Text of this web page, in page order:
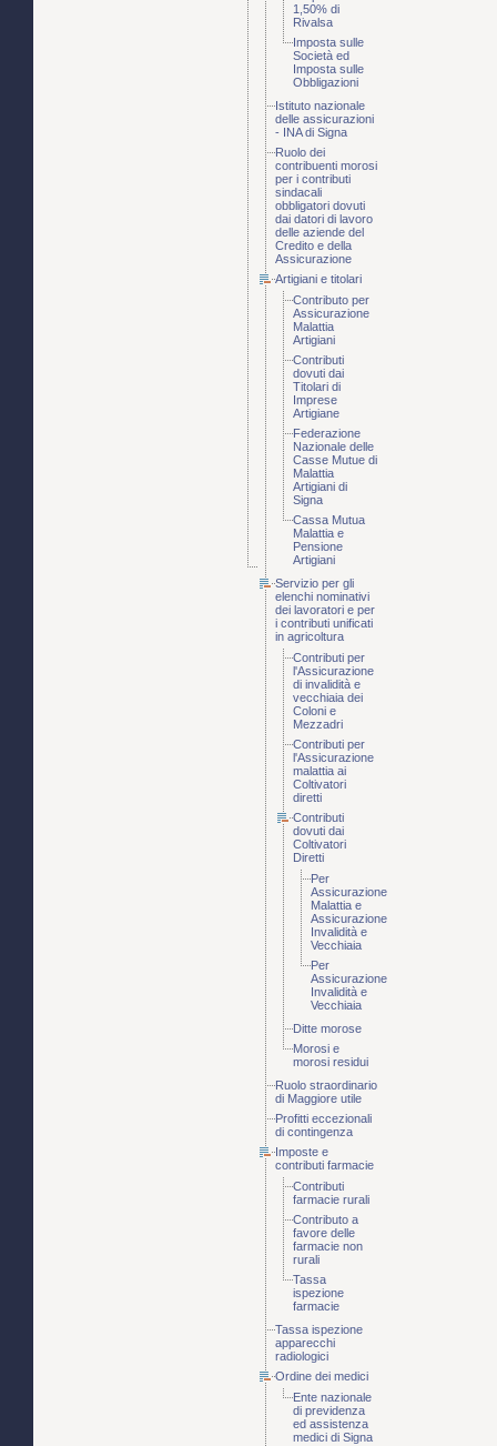
1,50% di
Rivalsa
Imposta sulle
Società ed
Imposta sulle
Obbligazioni
Istituto nazionale
delle assicurazioni
- INA di Signa
Ruolo dei
contribuenti morosi
per i contributi
sindacali
obbligatori dovuti
dai datori di lavoro
delle aziende del
Credito e della
Assicurazione
Artigiani e titolari
Contributo per
Assicurazione
Malattia
Artigiani
Contributi
dovuti dai
Titolari di
Imprese
Artigiane
Federazione
Nazionale delle
Casse Mutue di
Malattia
Artigiani di
Signa
Cassa Mutua
Malattia e
Pensione
Artigiani
Servizio per gli
elenchi nominativi
dei lavoratori e per
i contributi unificati
in agricoltura
Contributi per
l'Assicurazione
di invalidità e
vecchiaia dei
Coloni e
Mezzadri
Contributi per
l'Assicurazione
malattia ai
Coltivatori
diretti
Contributi
dovuti dai
Coltivatori
Diretti
Per
Assicurazione
Malattia e
Assicurazione
Invalidità e
Vecchiaia
Per
Assicurazione
Invalidità e
Vecchiaia
Ditte morose
Morosi e
morosi residui
Ruolo straordinario
di Maggiore utile
Profitti eccezionali
di contingenza
Imposte e
contributi farmacie
Contributi
farmacie rurali
Contributo a
favore delle
farmacie non
rurali
Tassa
ispezione
farmacie
Tassa ispezione
apparecchi
radiologici
Ordine dei medici
Ente nazionale
di previdenza
ed assistenza
medici di Signa